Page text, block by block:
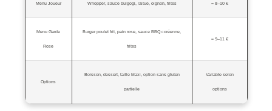
Menu Joueur Whopper, sauce bulgogi, laitue, oignon, frites ≈ 8–10 €
Menu Garde
Rose
Burger poulet frit, pain rose, sauce BBQ coréenne,
frites
≈ 9–11 €
Options
Boisson, dessert, taille Maxi, option sans gluten
partielle
Variable selon
options